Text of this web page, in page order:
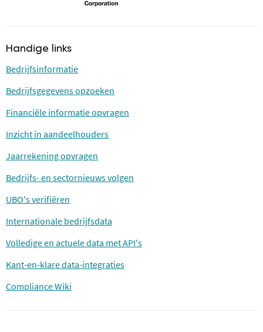
Handige links
Bedrijfsinformatie
Bedrijfsgegevens opzoeken
Financiële informatie opvragen
Inzicht in aandeelhouders
Jaarrekening opvragen
Bedrijfs- en sectornieuws volgen
UBO's verifiëren
Internationale bedrijfsdata
Volledige en actuele data met API's
Kant-en-klare data-integraties
Compliance Wiki